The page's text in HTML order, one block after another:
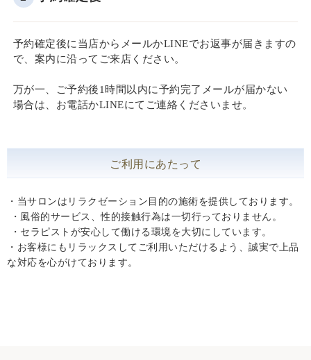
予約確定後に当店からメールかLINEでお返事が届きますの
で、案内に沿ってご来店ください。
万が一、ご予約後1時間以内に予約完了メールが届かない
場合は、お電話かLINEにてご連絡くださいませ。
ご利用にあたって
・当サロンはリラクゼーション目的の施術を提供しております。
・風俗的サービス、性的接触行為は一切行っておりません。
・セラピストが安心して働ける環境を大切にしています。
・お客様にもリラックスしてご利用いただけるよう、誠実で上品
な対応を心がけております。